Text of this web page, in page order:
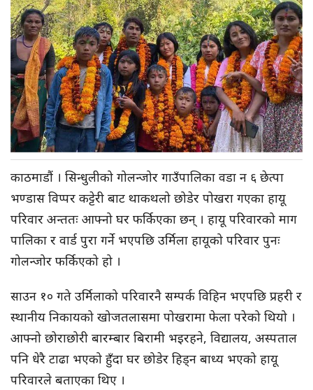
काठमाडौं । सिन्धुलीको गोलन्जोर गाउँपालिका वडा न ६ छेत्पा
भण्डास विप्पर कट्टेरी बाट थाकथलो छोडेर पोखरा गएका हायू
परिवार अन्ततः आफ्नो घर फर्किएका छन् । हायू परिवारको माग
पालिका र वार्ड पुरा गर्ने भएपछि उर्मिला हायूको परिवार पुनः
गोलन्जोर फर्किएको हो ।
साउन १० गते उर्मिलाको परिवारनै सम्पर्क विहिन भएपछि प्रहरी र
स्थानीय निकायको खोजतलासमा पोखरामा फेला परेको थियो ।
आफ्नो छोराछोरी बारम्बार बिरामी भइरहने, विद्यालय, अस्पताल
पनि धेरै टाढा भएको हुँदा घर छोडेर हिड्‌न बाध्य भएको हायू
परिवारले बताएका थिए ।